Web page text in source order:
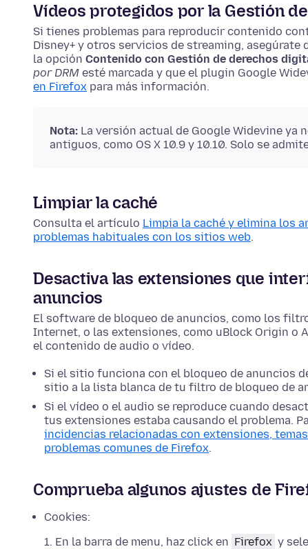
Vídeos protegidos por la Gestión
Si tienes problemas para reproducir contenido
Disney+ y otros servicios de streaming, asegúrate
la opción Contenido con Gestión de derechos
por DRM esté marcada y que el plugin Google
en Firefox para más información.
Nota: La versión actual de Google Widevine ya
antiguos, como OS X 10.9 y 10.10. Solo se
Limpiar la caché
Consulta el artículo Limpia la caché y elimina los
problemas habituales con los sitios web.
Desactiva las extensiones que
anuncios
El software de bloqueo de anuncios, como los
Internet, o las extensiones, como uBlock Origin o
el contenido de audio o vídeo.
Si el sitio funciona con el bloqueo de anuncios
sitio a la lista blanca de tu filtro de bloqueo de
Si el vídeo o el audio se reproduce cuando
tus extensiones estaba causando el problema.
incidencias relacionadas con extensiones,
problemas comunes de Firefox.
Comprueba algunos ajustes de
Cookies:
En la barra de menu, haz click en Firefox y